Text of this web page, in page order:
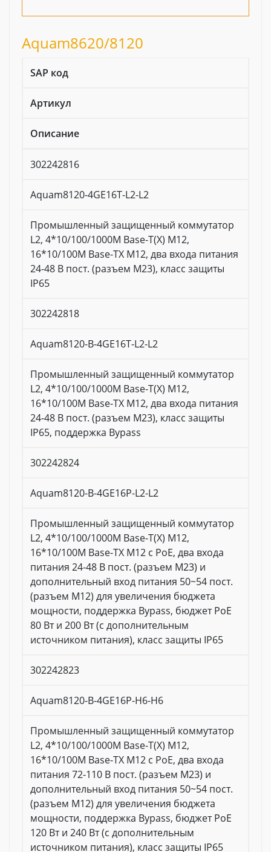
Aquam8620/8120
SAP код
Артикул
Описание
302242816
Aquam8120-4GE16T-L2-L2
Промышленный защищенный коммутатор
L2, 4*10/100/1000M Base-T(X) M12,
16*10/100M Base-TX M12, два входа питания
24-48 В пост. (разъем M23), класс защиты
IP65
302242818
Aquam8120-B-4GE16T-L2-L2
Промышленный защищенный коммутатор
L2, 4*10/100/1000M Base-T(X) M12,
16*10/100M Base-TX M12, два входа питания
24-48 В пост. (разъем M23), класс защиты
IP65, поддержка Bypass
302242824
Aquam8120-B-4GE16P-L2-L2
Промышленный защищенный коммутатор
L2, 4*10/100/1000M Base-T(X) M12,
16*10/100M Base-TX M12 с PoE, два входа
питания 24-48 В пост. (разъем M23) и
дополнительный вход питания 50~54 пост.
(разъем M12) для увеличения бюджета
мощности, поддержка Bypass, бюджет PoE
80 Вт и 200 Вт (с дополнительным
источником питания), класс защиты IP65
302242823
Aquam8120-B-4GE16P-H6-H6
Промышленный защищенный коммутатор
L2, 4*10/100/1000M Base-T(X) M12,
16*10/100M Base-TX M12 с PoE, два входа
питания 72-110 В пост. (разъем M23) и
дополнительный вход питания 50~54 пост.
(разъем M12) для увеличения бюджета
мощности, поддержка Bypass, бюджет PoE
120 Вт и 240 Вт (с дополнительным
источником питания), класс защиты IP65